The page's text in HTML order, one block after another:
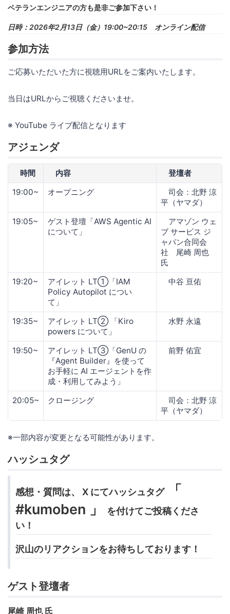
ベテランエンジニアの方も是非ご参加下さい！
日時：2026年2月13日（金）19:00~20:15 オンライン配信
参加方法
ご応募いただいた方に視聴用URLをご案内いたします。
当日はURLからご視聴くださいませ。
※ YouTube ライブ配信となります
アジェンダ
時間 内容
登壇者
19:00~
オープニング
司会：北野 涼
平（ヤマダ）
19:05~
ゲスト登壇「AWS Agentic AI
について」
アマゾン ウェ
ブ サービス ジ
ャパン合同会
社 尾崎 周也
氏
19:20~
アイレット LT①「IAM
Policy Autopilot につい
て」
中谷 亘佑
19:35~
アイレット LT② 「Kiro
powers について」
水野 永遠
19:50~
アイレット LT③「GenU の
『Agent Builder』を使って
お手軽に AI エージェントを作
成・利用してみよう」
前野 佑宜
20:05~ クロージング
司会：北野 涼
平（ヤマダ）
※一部内容が変更となる可能性があります。
ハッシュタグ
感想・質問は、 X にてハッシュタグ「
#kumoben 」
を付けてご投稿くださ
い！
沢山のリアクションをお待ちしております！
ゲスト登壇者
尾崎 周也 氏